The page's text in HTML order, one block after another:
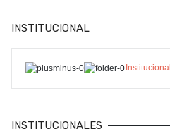
INSTITUCIONAL
Institucional
INSTITUCIONALES